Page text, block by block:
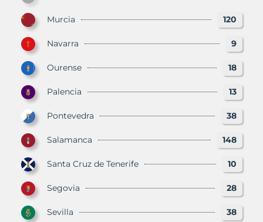
Murcia 120
Navarra 9
Ourense 18
Palencia 13
Pontevedra 38
Salamanca 148
Santa Cruz de Tenerife 10
Segovia 28
Sevilla 38